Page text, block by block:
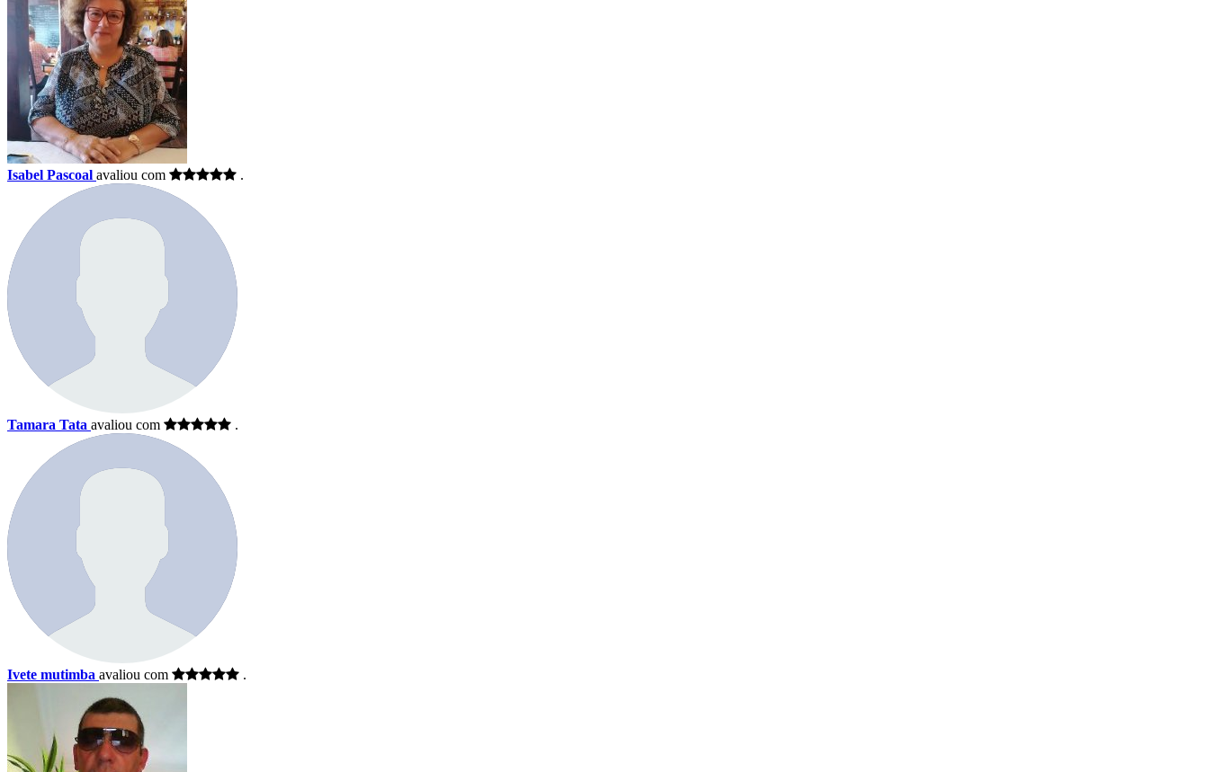
Isabel Pascoal avaliou com .
Tamara Tata avaliou com .
Ivete mutimba avaliou com .